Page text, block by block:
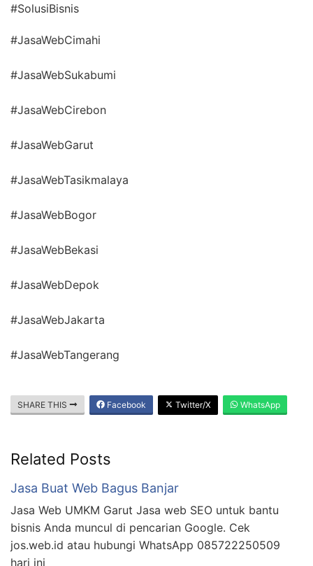
#SolusiBisnis
#JasaWebCimahi
#JasaWebSukabumi
#JasaWebCirebon
#JasaWebGarut
#JasaWebTasikmalaya
#JasaWebBogor
#JasaWebBekasi
#JasaWebDepok
#JasaWebJakarta
#JasaWebTangerang
SHARE THIS Facebook Twitter/X WhatsApp
Related Posts
Jasa Buat Web Bagus Banjar
Jasa Web UMKM Garut Jasa web SEO untuk bantu
bisnis Anda muncul di pencarian Google. Cek
jos.web.id atau hubungi WhatsApp 085722250509
hari ini